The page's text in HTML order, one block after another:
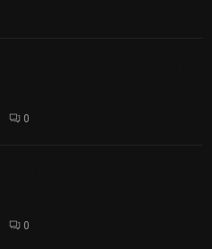
0
0